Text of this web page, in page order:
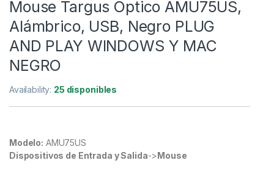
Mouse Targus Óptico AMU75US,
Alámbrico, USB, Negro PLUG
AND PLAY WINDOWS Y MAC
NEGRO
Availability: 25 disponibles
Modelo: AMU75US
Dispositivos de Entrada y Salida->Mouse